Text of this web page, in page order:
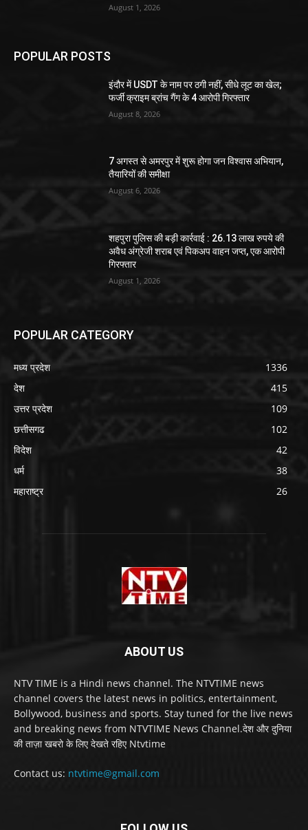
August 1, 2026
POPULAR POSTS
इंदौर में USDT के नाम पर ठगी नहीं, सीधे लूट का खेल;
फर्जी क्राइम ब्रांच गैंग के 4 आरोपी गिरफ्तार
August 8, 2026
7 अगस्त से अमरपुर में शुरू होगा जन विश्वास अभियान,
तैयारियों की समीक्षा
August 6, 2026
शहपुरा पुलिस की बड़ी कार्रवाई : 26.13 लाख रुपये की
अवैध अंग्रेजी शराब एवं पिकअप वाहन जप्त, एक आरोपी
गिरफ्तार
August 1, 2026
POPULAR CATEGORY
मध्य प्रदेश
1336
देश
415
उत्तर प्रदेश
109
छत्तीसगढ
102
विदेश
42
धर्म
38
महाराष्ट्र
26
ABOUT US
NTV TIME is a Hindi news channel. The NTVTIME news
channel covers the latest news in politics, entertainment,
Bollywood, business and sports. Stay tuned for the live news
and breaking news from NTVTIME News Channel.देश और दुनिया
की ताज़ा खबरो के लिए देखते रहिए Ntvtime
Contact us: ntvtime@gmail.com